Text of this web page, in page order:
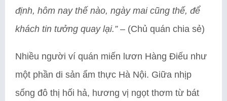
định, hôm nay thế nào, ngày mai cũng thế, để
khách tin tưởng quay lại.”– (Chủ quán chia sẻ)
Nhiều người ví quán miến lươn Hàng Điếu như
một phần di sản ẩm thực Hà Nội. Giữa nhịp
sống đô thị hối hả, hương vị ngọt thơm từ bát